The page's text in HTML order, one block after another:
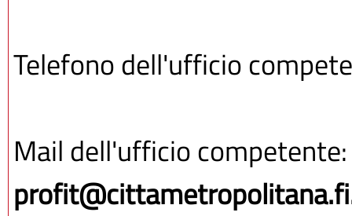
Telefono dell'ufficio
Mail dell'ufficio